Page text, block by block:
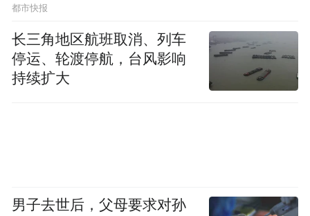
HIV人群造福。”
“特别声明：以上作品内容(包括在内的视频、图片或音
频)为凤凰网旗下自媒体平台“大风号”用户上传并发
布，本平台仅提供信息存储空间服务。
都市快报
长三角地区航班取消、列车
停运、轮渡停航，台风影响
持续扩大
男子去世后，父母要求对孙